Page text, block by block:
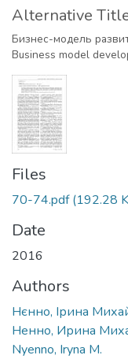
Alternative
Бизнес-модель
Business model
Files
70-74.pdf(192.28
Date
2016
Authors
Нєнно, Ірина
Ненно, Ирина
Nyenno, Iryna M.